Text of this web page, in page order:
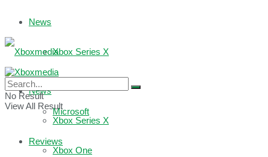
News
Xbox Series X
Microsoft
Reviews
News
Xbox Series X
Xbox One
No Result
View All Result